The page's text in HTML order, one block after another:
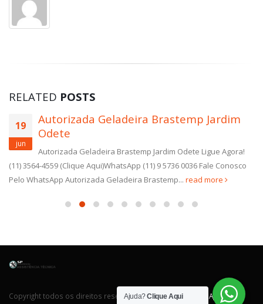
RELATED POSTS
19
jun
Autorizada Geladeira Brastemp Jardim
Odete
Autorizada Geladeira Brastemp Jardim Odete Ligue Agora!
(11) 3564-4559 (Clique Aqui)WhatsApp (11) 9 5736 0036 Fale Conosco
Pelo WhatsApp Autorizada Geladeira Brastemp... read more
Copyright todos os direitos reservados. Desenvolvido por Agência
Ajuda?Clique Aqui